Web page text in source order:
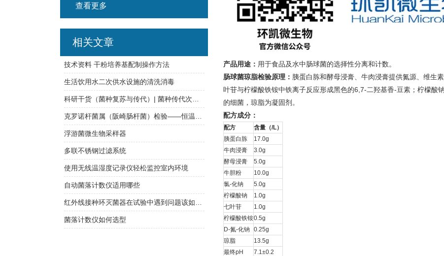
产品用途： 用于食品及水中肠球菌的选择性分离和计数。
肠球菌琼脂检验原理： 胰蛋白胨和酵母浸膏、牛肉浸膏提供氮源、维生
叶苷与柠檬酸铁铵中铁离子反应形成黑色的6,7-二羟基香-豆素；柠檬酸
的细菌，琼脂为凝固剂。
配方成分：
配方
含量（/L）
胰蛋白胨
17.0g
牛肉浸膏
3.0g
酵母浸膏
5.0g
牛胆粉
10.0g
氯-化钠
5.0g
柠檬酸钠
1.0g
七叶苷
1.0g
柠檬酸铁铵0.5g
D-氮-化钠 0.25g
琼脂
13.5g
最终pH
7.1±0.2
查看更多
相关文章
技术资料 干粉培养基配制操作方法
生活饮用水二次供水设施的清洗消毒
浮游菌微生物采样器
多联不锈钢过滤系统
使用无线温湿度记录仪轻松监控室内环境
自动菌落计数仪适用哪些
菌落计数仪如何选型